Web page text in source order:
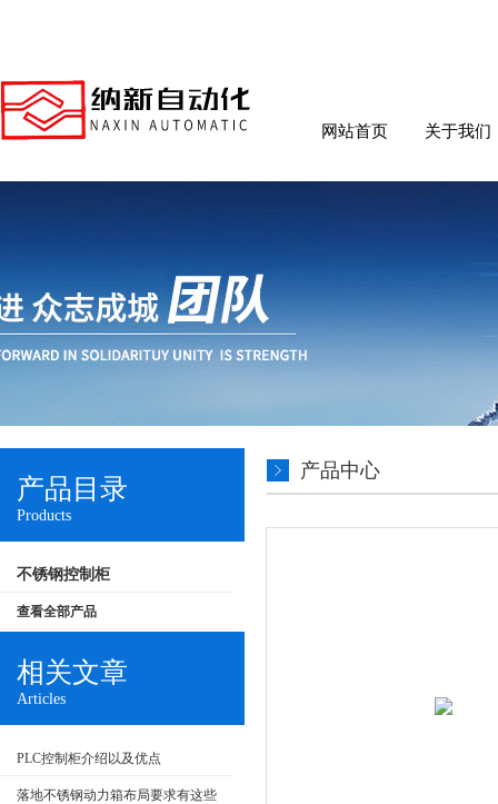
网站首页 关于我们
产品目录
Products
不锈钢控制柜
查看全部产品
相关文章
Articles
PLC控制柜介绍以及优点
落地不锈钢动力箱布局要求有这些
产品中心